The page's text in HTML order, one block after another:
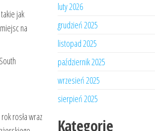
jak
na
rosła wraz
luty 2026
grudzień 2025
listopad 2025
październik 2025
wrzesień 2025
sierpień 2025
Kategorie